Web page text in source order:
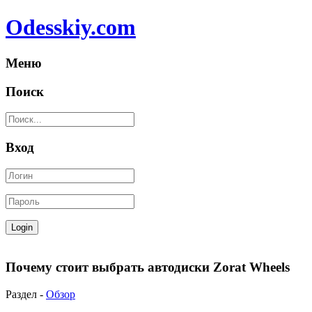
Odesskiy.com
Меню
Поиск
Вход
Почему стоит выбрать автодиски Zorat Wheels
Раздел - Обзор